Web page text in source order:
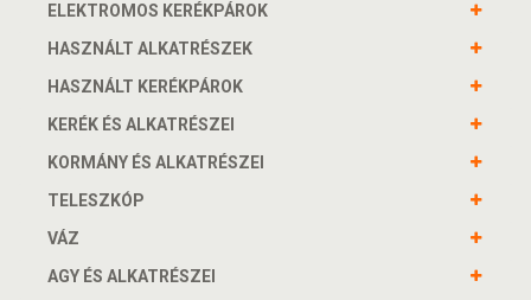
ELEKTROMOS KERÉKPÁROK
HASZNÁLT ALKATRÉSZEK
HASZNÁLT KERÉKPÁROK
KERÉK ÉS ALKATRÉSZEI
KORMÁNY ÉS ALKATRÉSZEI
TELESZKÓP
VÁZ
AGY ÉS ALKATRÉSZEI